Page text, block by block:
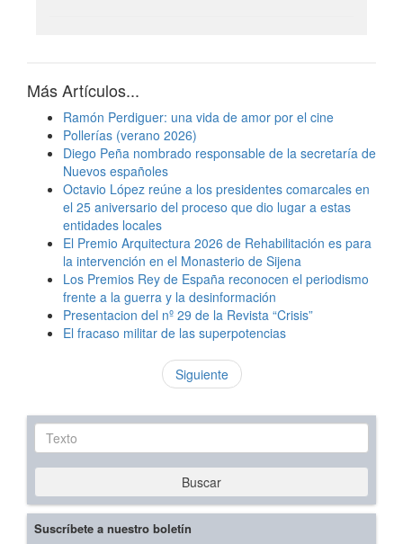
Más Artículos...
Ramón Perdiguer: una vida de amor por el cine
Pollerías (verano 2026)
Diego Peña nombrado responsable de la secretaría de
Nuevos españoles
Octavio López reúne a los presidentes comarcales en
el 25 aniversario del proceso que dio lugar a estas
entidades locales
El Premio Arquitectura 2026 de Rehabilitación es para
la intervención en el Monasterio de Sijena
Los Premios Rey de España reconocen el periodismo
frente a la guerra y la desinformación
Presentacion del nº 29 de la Revista “Crisis”
El fracaso militar de las superpotencias
Siguiente
Texto
Buscar
Suscríbete a nuestro boletín